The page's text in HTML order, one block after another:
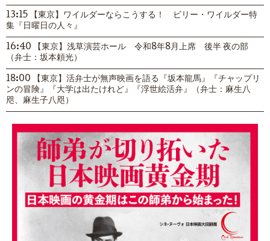
13:15 【東京】ワイルダーならこうする！ ビリー・ワイルダー特
集『日曜日の人々』
16:40 【東京】浅草演芸ホール 令和8年8月上席 後半 夜の部
（弁士：坂本頼光）
18:00 【東京】活弁士が無声映画を語る『坂本龍馬』『チャップリ
ンの冒険』『大学は出たけれど』『浮世絵活弁』（弁士：麻生八
咫、麻生子八咫）